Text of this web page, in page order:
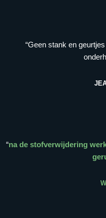
“Geen stank en
“na de stofverwijdering